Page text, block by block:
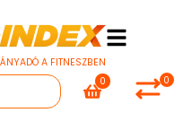
A FITNESZBEN
0
0